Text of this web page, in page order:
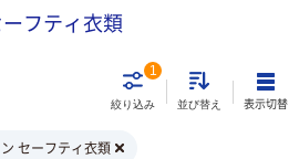
フティ衣類
絞り込み
1
並び替え 表示切替
セーフティ衣類